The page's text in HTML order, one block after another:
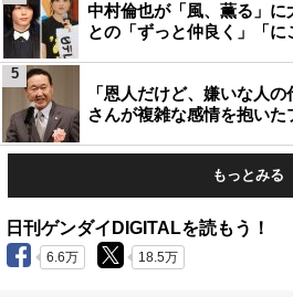
中村倫也が「風、薫る」
との「ずっと仲良く」「に
「恩人だけど、嫌いな人
さんが複雑な感情を抱い
5
もっとみる
日刊ゲンダイDIGITALを読もう！
6.6万 18.5万